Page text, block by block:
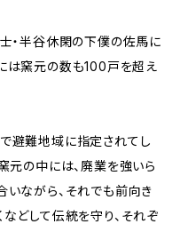
・半谷休閑の下僕の佐馬に
は窯元の数も100戸を超え
避難地域に指定されてし
元の中には、廃業を強いら
いながら、それでも前向き
どして伝統を守り、それぞ